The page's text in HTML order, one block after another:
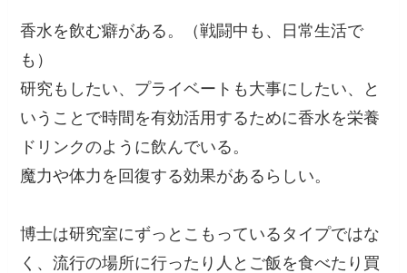
香水を飲む癖がある。（戦闘中も、日常生活で
も）
研究もしたい、プライベートも大事にしたい、と
いうことで時間を有効活用するために香水を栄養
ドリンクのように飲んでいる。
魔力や体力を回復する効果があるらしい。
博士は研究室にずっとこもっているタイプではな
く、流行の場所に行ったり人とご飯を食べたり買